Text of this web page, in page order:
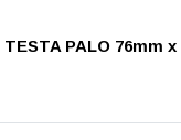
TESTA PALO 76mm